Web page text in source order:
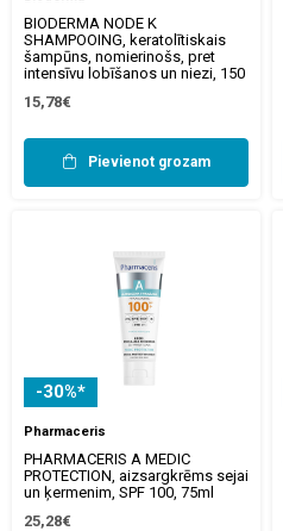
BIODERMA NODE K
SHAMPOOING, keratolītiskais
šampūns, nomierinošs, pret
intensīvu lobīšanos un niezi, 150
15,78€
Pievienot grozam
-30%*
Pharmaceris
PHARMACERIS A MEDIC
PROTECTION, aizsargkrēms sejai
un ķermenim, SPF 100, 75ml
25,28€